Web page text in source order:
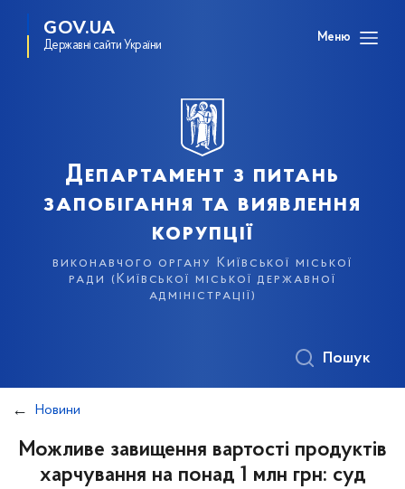
GOV.UA
Державні сайти України
Меню
Департамент з питань
запобігання та виявлення
корупції
виконавчого органу Київської міської
ради (Київської міської державної
адміністрації)
Пошук
Новини
Можливе завищення вартості продуктів
харчування на понад 1 млн грн: суд